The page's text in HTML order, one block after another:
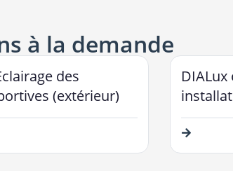
à la demande
des
(extérieur)
DIALux